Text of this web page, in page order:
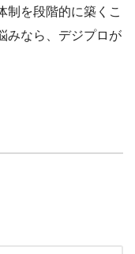
制を段階的に築くこ
みなら、デジプロが